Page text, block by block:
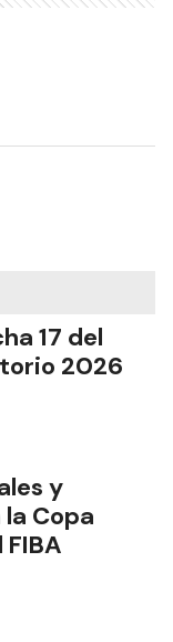
17 del
2026
y
Copa